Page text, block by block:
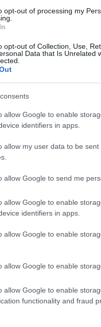
opt-out of processing my
opt-out of Collection, Use,
Data that Is Unrelated
allow Google to enable
identifiers in apps.
allow my user data to be
allow Google to send me
allow Google to enable
identifiers in apps.
allow Google to enable
allow Google to enable
allow Google to enable
functionality and fraud
másolatról van szó.
Mona Lisát
holdkutató szondára
Lopáson kapták
Areneszánszegyik
poliédert, amelyet
2012. 12. 22.|Kultúrpart
látogatósereget vonzott
megerősítette a világ